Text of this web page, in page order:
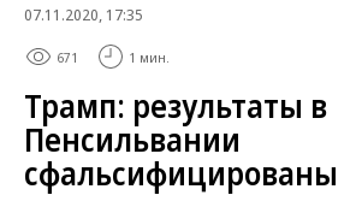
07.11.2020, 17:35
671 1 мин.
Трамп: результаты в
Пенсильвании
сфальсифицированы